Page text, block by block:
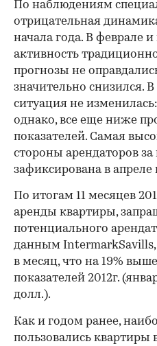
По наблюдениям
отрицательная
начала года. В феврале и
активность
прогнозы не
значительно снизился.
ситуация не
однако, все еще ниже
показателей. Самая
стороны арендаторов
зафиксирована в апреле
По итогам 11 месяцев
аренды квартиры,
потенциального
данным IntermarkSavills,
в месяц, что на 19%
показателей 2012г.
долл.).
Как и годом ранее,
пользовались квартиры